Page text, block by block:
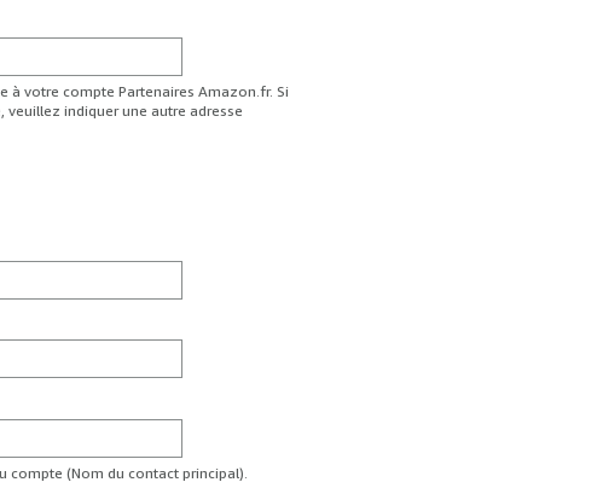
à votre compte Partenaires Amazon.fr. Si
veuillez indiquer une autre adresse
(Nom du contact principal).